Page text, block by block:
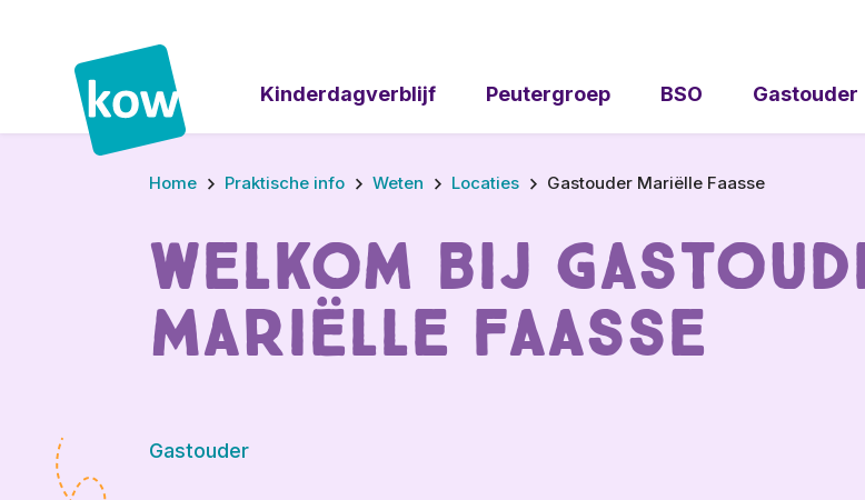
Kinderdagverblijf Peutergroep BSO Gastouder
Home Praktische info Weten Locaties Gastouder Mariëlle Faasse
Welkom bij
Mariëlle Faasse
Gastouder